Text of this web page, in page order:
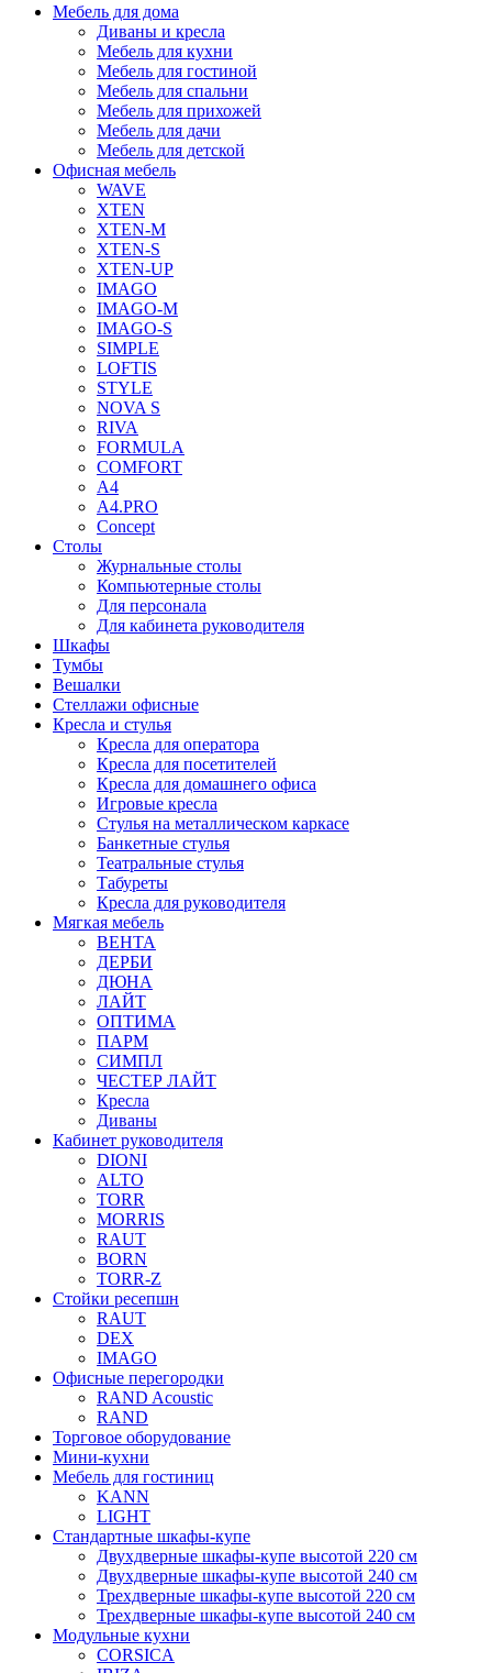
Мебель для дома
Диваны и кресла
Мебель для кухни
Мебель для гостиной
Мебель для спальни
Мебель для прихожей
Мебель для дачи
Мебель для детской
Офисная мебель
WAVE
XTEN
XTEN-M
XTEN-S
XTEN-UP
IMAGO
IMAGO-M
IMAGO-S
SIMPLE
LOFTIS
STYLE
NOVA S
RIVA
FORMULA
COMFORT
A4
A4.PRO
Concept
Столы
Журнальные столы
Компьютерные столы
Для персонала
Для кабинета руководителя
Шкафы
Тумбы
Вешалки
Стеллажи офисные
Кресла и стулья
Кресла для оператора
Кресла для посетителей
Кресла для домашнего офиса
Игровые кресла
Стулья на металлическом каркасе
Банкетные стулья
Театральные стулья
Табуреты
Кресла для руководителя
Мягкая мебель
ВЕНТА
ДЕРБИ
ДЮНА
ЛАЙТ
ОПТИМА
ПАРМ
СИМПЛ
ЧЕСТЕР ЛАЙТ
Кресла
Диваны
Кабинет руководителя
DIONI
ALTO
TORR
MORRIS
RAUT
BORN
TORR-Z
Стойки ресепшн
RAUT
DEX
IMAGO
Офисные перегородки
RAND Acoustic
RAND
Торговое оборудование
Мини-кухни
Мебель для гостиниц
KANN
LIGHT
Стандартные шкафы-купе
Двухдверные шкафы-купе высотой 220 см
Двухдверные шкафы-купе высотой 240 см
Трехдверные шкафы-купе высотой 220 см
Трехдверные шкафы-купе высотой 240 см
Модульные кухни
CORSICA